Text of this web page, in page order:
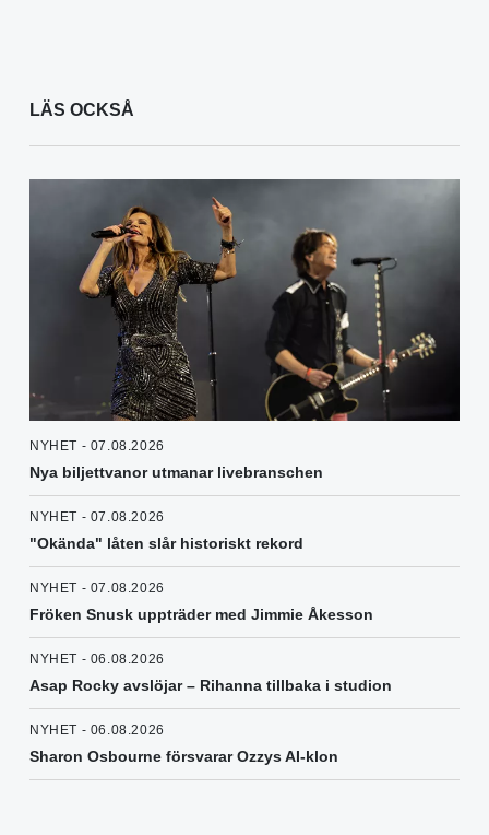
LÄS OCKSÅ
NYHET - 07.08.2026
Nya biljettvanor utmanar livebranschen
NYHET - 07.08.2026
"Okända" låten slår historiskt rekord
NYHET - 07.08.2026
Fröken Snusk uppträder med Jimmie Åkesson
NYHET - 06.08.2026
Asap Rocky avslöjar – Rihanna tillbaka i studion
NYHET - 06.08.2026
Sharon Osbourne försvarar Ozzys AI-klon